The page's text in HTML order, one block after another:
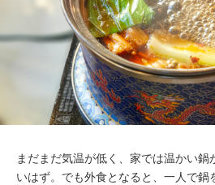
まだまだ気温が低く、家では温かい
いはず。でも外食となると、一人で鍋